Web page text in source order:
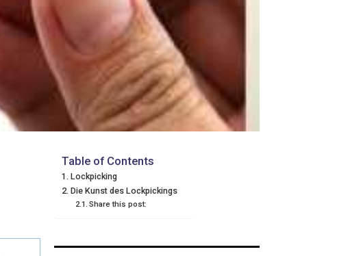
Table of Contents
Lockpicking
Die Kunst des Lockpickings
Share this post: